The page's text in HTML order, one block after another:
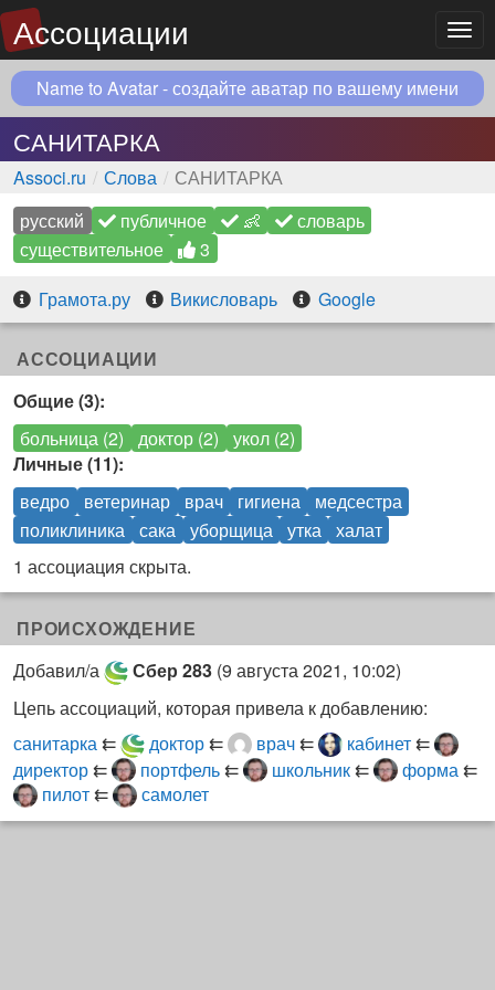
Ассоциации
Name to Avatar - создайте аватар по вашему имени
САНИТАРКА
Associ.ru Слова
САНИТАРКА
русский
публичное 👶
словарь
существительное
3
Грамота.ру
Викисловарь Google
АССОЦИАЦИИ
Общие (3):
больница (2)
доктор (2)
укол (2)
Личные (11):
ведро
ветеринар врач гигиена
медсестра
поликлиника сака уборщица утка халат
1 ассоциация скрыта.
ПРОИСХОЖДЕНИЕ
Добавил/а
Сбер 283 (9 августа 2021, 10:02)
Цепь ассоциаций, которая привела к добавлению:
санитарка⇇ доктор⇇ врач⇇ кабинет⇇
директор⇇ портфель⇇ школьник⇇ форма ⇇
пилот⇇ самолет